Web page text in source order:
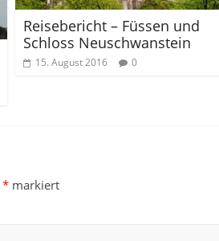
Reisebericht – Füssen und
Schloss Neuschwanstein
15. August 2016 0
* markiert